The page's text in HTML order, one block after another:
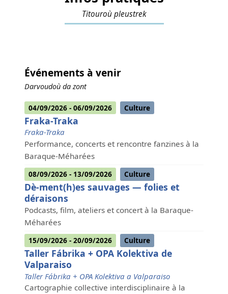
Titouroù pleustrek
Événements à venir
Darvoudoù da zont
04/09/2026 - 06/09/2026 Culture
Fraka-Traka
Fraka-Traka
Performance, concerts et rencontre fanzines à la
Baraque-Méharées
08/09/2026 - 13/09/2026 Culture
Dè-ment(h)es sauvages — folies et
déraisons
Podcasts, film, ateliers et concert à la Baraque-
Méharées
15/09/2026 - 20/09/2026 Culture
Taller Fábrika + OPA Kolektiva de
Valparaiso
Taller Fábrika + OPA Kolektiva a Valparaiso
Cartographie collective interdisciplinaire à la